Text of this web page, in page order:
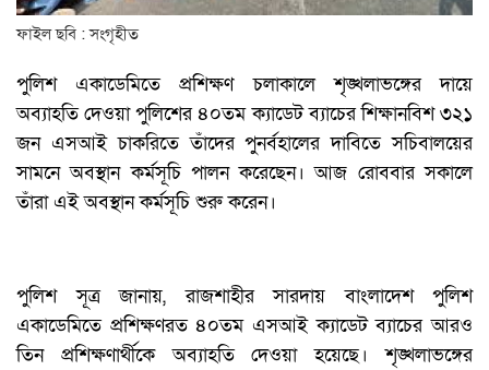
ফাইল ছবি : সংগৃহীত
পুলিশ একাডেমিতে প্রশিক্ষণ চলাকালে শৃঙ্খলাভঙ্গের দায়ে
অব্যাহতি দেওয়া পুলিশের ৪০তম ক্যাডেট ব্যাচের শিক্ষানবিশ ৩২১
জন এসআই চাকরিতে তাঁদের পুনর্বহালের দাবিতে সচিবালয়ের
সামনে অবস্থান কর্মসূচি পালন করেছেন। আজ রোববার সকালে
তাঁরা এই অবস্থান কর্মসূচি শুরু করেন।
পুলিশ সূত্র জানায়, রাজশাহীর সারদায় বাংলাদেশ পুলিশ
একাডেমিতে প্রশিক্ষণরত ৪০তম এসআই ক্যাডেট ব্যাচের আরও
তিন প্রশিক্ষণার্থীকে অব্যাহতি দেওয়া হয়েছে। শৃঙ্খলাভঙ্গের